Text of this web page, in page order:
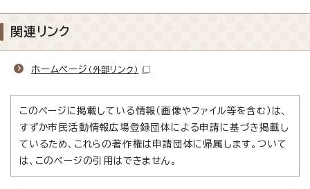
関連リンク
ホームページ （外部リンク）
このページに掲載している情報（画像やファイル等を含む）は、
すずか市民活動情報広場登録団体による申請に基づき掲載し
ているため、これらの著作権は申請団体に帰属します。ついて
は、このページの引用はできません。